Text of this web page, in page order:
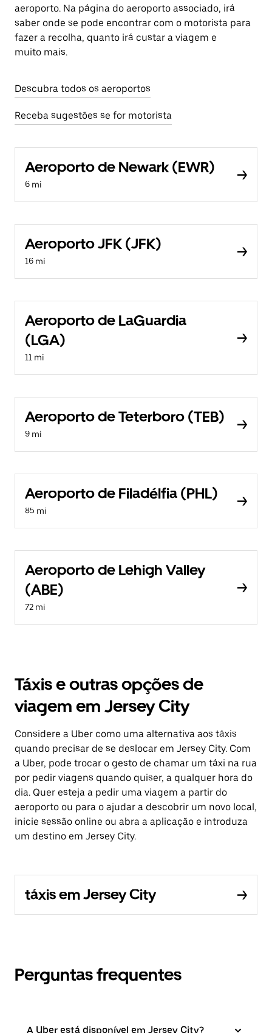
aeroporto. Na página do aeroporto associado, irá
saber onde se pode encontrar com o motorista para
fazer a recolha, quanto irá custar a viagem e
muito mais.
Descubra todos os aeroportos
Receba sugestões se for motorista
Aeroporto de Newark (EWR)
6 mi
Aeroporto JFK (JFK)
16 mi
Aeroporto de LaGuardia
(LGA)
11 mi
Aeroporto de Teterboro (TEB)
9 mi
Aeroporto de Filadélfia (PHL)
85 mi
Aeroporto de Lehigh Valley
(ABE)
72 mi
Táxis e outras opções de
viagem em Jersey City
Considere a Uber como uma alternativa aos táxis
quando precisar de se deslocar em Jersey City. Com
a Uber, pode trocar o gesto de chamar um táxi na rua
por pedir viagens quando quiser, a qualquer hora do
dia. Quer esteja a pedir uma viagem a partir do
aeroporto ou para o ajudar a descobrir um novo local,
inicie sessão online ou abra a aplicação e introduza
um destino em Jersey City.
táxis em Jersey City
Perguntas frequentes
A Uber está disponível em Jersey City?